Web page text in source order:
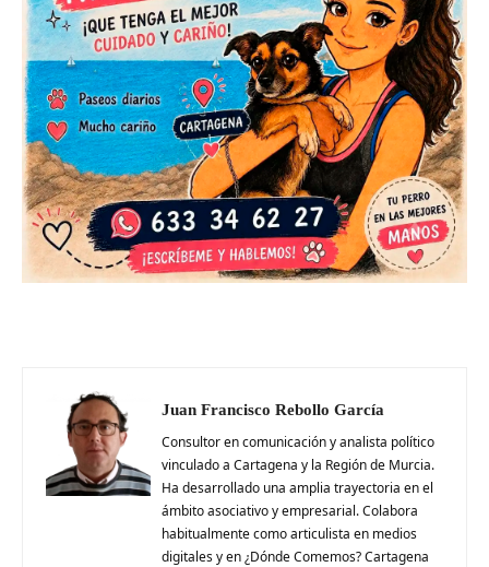
Juan Francisco Rebollo García
Consultor en comunicación y analista político
vinculado a Cartagena y la Región de Murcia.
Ha desarrollado una amplia trayectoria en el
ámbito asociativo y empresarial. Colabora
habitualmente como articulista en medios
digitales y en ¿Dónde Comemos? Cartagena